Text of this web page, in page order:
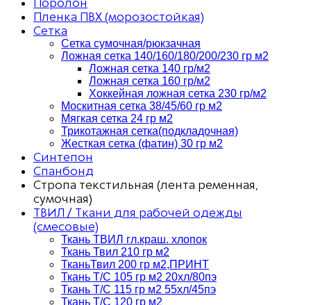
Пленка ПВХ (морозостойкая)
Сетка
Сетка сумочная/рюкзачная
Ложная сетка 140/160/180/200/230 гр м2
Ложная сетка 140 гр/м2
Ложная сетка 160 гр/м2
Хоккейная ложная сетка 230 гр/м2
Москитная сетка 38/45/60 гр м2
Мягкая сетка 24 гр м2
Трикотажная сетка(подкладочная)
Жесткая сетка (фатин) 30 гр м2
Синтепон
Спанбонд
Стропа текстильная (лента ременная,
сумочная)
ТВИЛ / Ткани для рабочей одежды
(смесовые)
Ткань ТВИЛ гл.краш. хлопок
Ткань Твил 210 гр м2
ТканьТвил 200 гр м2,ПРИНТ
Ткань Т/C 105 гр м2 20хл/80пэ
Ткань Т/C 115 гр м2 55хл/45пэ
Ткань Т/C 120 гр м2